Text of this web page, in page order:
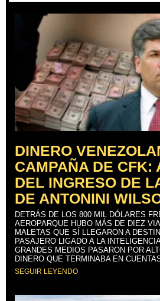
DINERO
CAMPAÑA DE CFK:
DEL INGRESO DE
DE ANTONINI
DETRÁS DE LOS 800 MIL DÓLARES
AEROPARQUE HUBO MÁS DE DIEZ
MALETAS QUE SÍ LLEGARON A
PASAJERO LIGADO A LA
GRANDES MEDIOS PASARON POR
DINERO QUE TERMINABA EN
SEGUIR LEYENDO